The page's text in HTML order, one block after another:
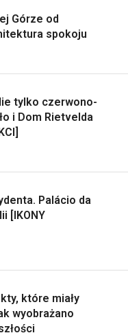
Górze od
spokoju
tylko czerwono-
i Dom Rietvelda
Palácio da
[IKONY
które miały
wyobrażano